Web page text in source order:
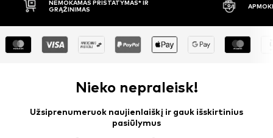
NEMOKAMAS PRISTATYMAS* IR
GRĄŽINIMAS
Nieko nepraleisk!
Užsiprenumeruok naujienlaiškį ir gauk išskirtinius
pasiūlymus